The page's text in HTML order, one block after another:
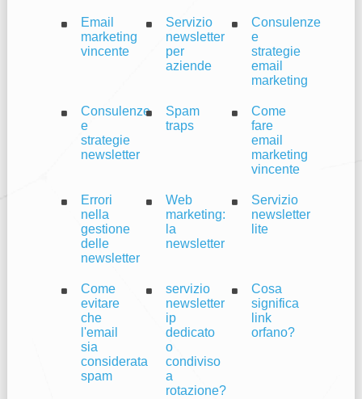
Email
marketing
vincente
Servizio
newsletter
per
aziende
Consulenze
e
strategie
email
marketing
Consulenze
e
strategie
newsletter
Spam
traps
Come
fare
email
marketing
vincente
Errori
nella
gestione
delle
newsletter
Web
marketing:
la
newsletter
Servizio
newsletter
lite
Come
evitare
che
l'email
sia
considerata
spam
servizio
newsletter
ip
dedicato
o
condiviso
a
rotazione?
Cosa
significa
link
orfano?